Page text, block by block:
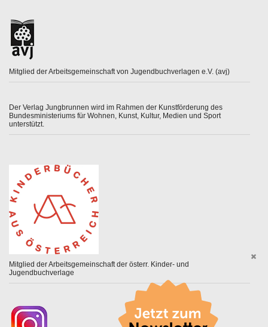
Mitglied der Arbeitsgemeinschaft von Jugendbuchverlagen e.V. (avj)
Der Verlag Jungbrunnen wird im Rahmen der Kunstförderung des
Bundesministeriums für Wohnen, Kunst, Kultur, Medien und Sport
unterstützt.
Mitglied der Arbeitsgemeinschaft der österr. Kinder- und
Jugendbuchverlage